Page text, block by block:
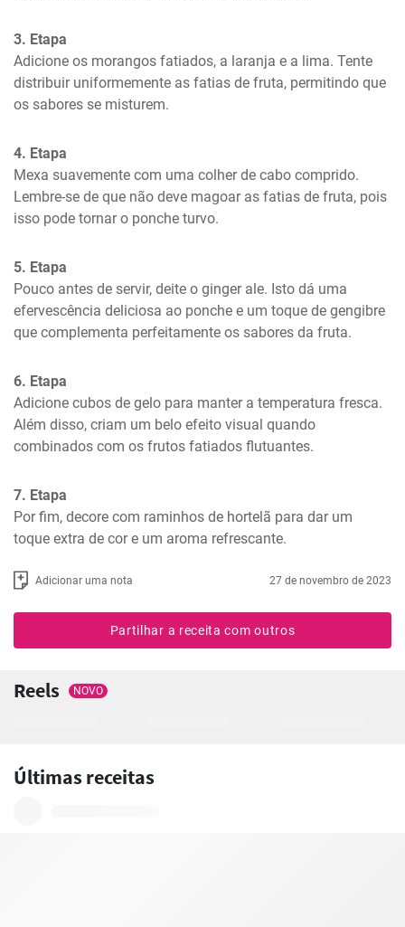
3. Etapa
Adicione os morangos fatiados, a laranja e a lima. Tente
distribuir uniformemente as fatias de fruta, permitindo que
os sabores se misturem.
4. Etapa
Mexa suavemente com uma colher de cabo comprido.
Lembre-se de que não deve magoar as fatias de fruta, pois
isso pode tornar o ponche turvo.
5. Etapa
Pouco antes de servir, deite o ginger ale. Isto dá uma
efervescência deliciosa ao ponche e um toque de gengibre
que complementa perfeitamente os sabores da fruta.
6. Etapa
Adicione cubos de gelo para manter a temperatura fresca.
Além disso, criam um belo efeito visual quando
combinados com os frutos fatiados flutuantes.
7. Etapa
Por fim, decore com raminhos de hortelã para dar um
toque extra de cor e um aroma refrescante.
Adicionar uma nota 27 de novembro de 2023
Partilhar a receita com outros
Reels NOVO
Últimas receitas